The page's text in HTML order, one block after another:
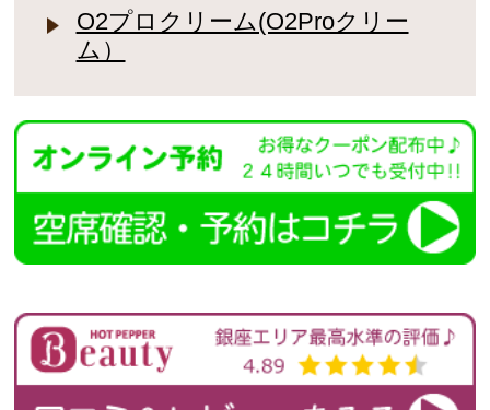
O2プロクリーム(O2Proクリー
ム）